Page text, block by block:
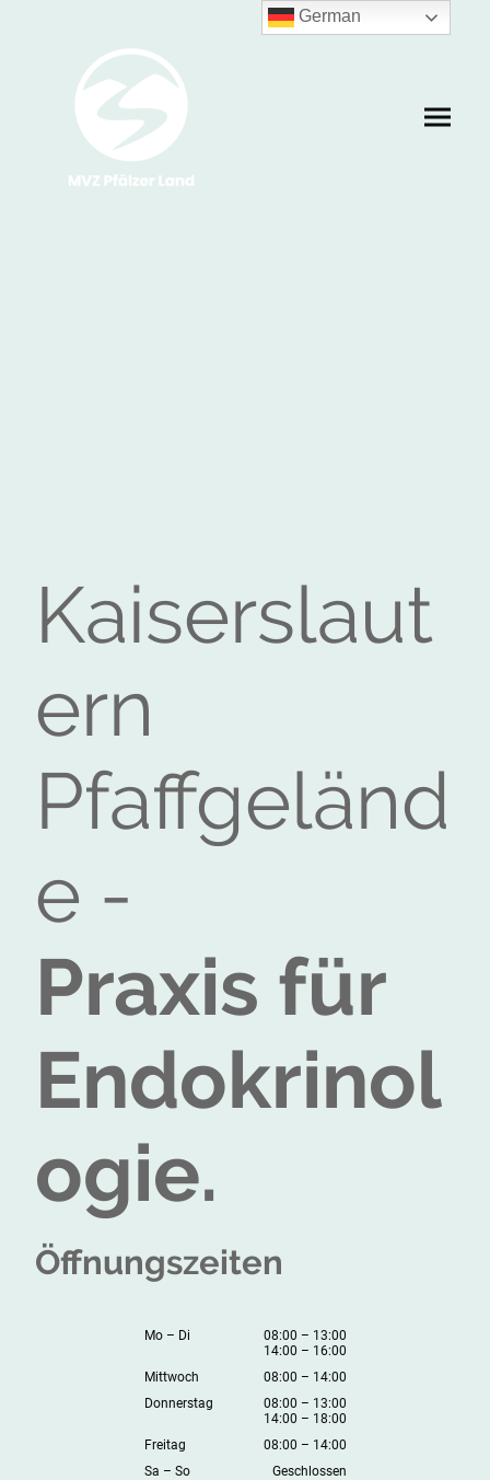
Kaiserslaut
ern
Pfaffgeländ
e -
Praxis für
Endokrinol
ogie.
Öffnungszeiten
Mo– Di 08:00 – 13:00
14:00 – 16:00
Mittwoch
08:00 – 14:00
Donnerstag
08:00 – 13:00
14:00 – 18:00
Freitag
08:00 – 14:00
Sa – So Geschlossen
German